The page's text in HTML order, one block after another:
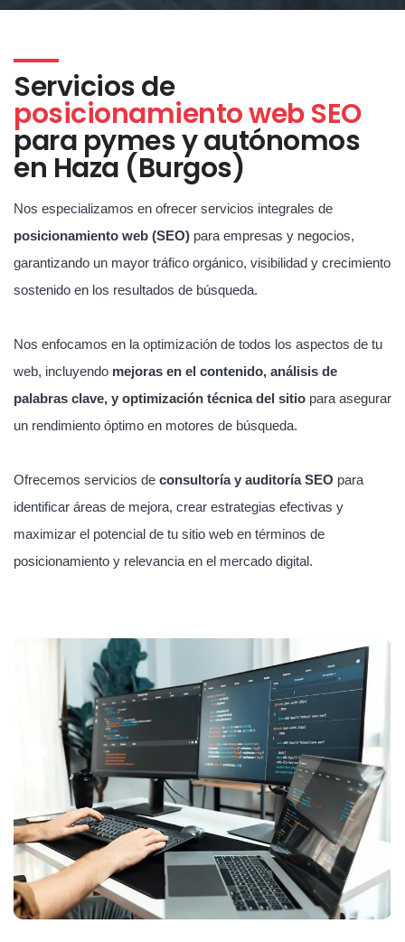
Servicios de
posicionamiento web SEO
para pymes y autónomos
en Haza (Burgos)
Nos especializamos en ofrecer servicios integrales de
posicionamiento web (SEO) para empresas y negocios,
garantizando un mayor tráfico orgánico, visibilidad y crecimiento
sostenido en los resultados de búsqueda.
Nos enfocamos en la optimización de todos los aspectos de tu
web, incluyendo mejoras en el contenido, análisis de
palabras clave, y optimización técnica del sitio para asegurar
un rendimiento óptimo en motores de búsqueda.
Ofrecemos servicios de consultoría y auditoría SEO para
identificar áreas de mejora, crear estrategias efectivas y
maximizar el potencial de tu sitio web en términos de
posicionamiento y relevancia en el mercado digital.